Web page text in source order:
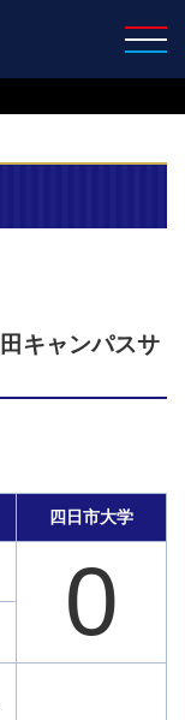
キャンパスサ
四日市大学
0